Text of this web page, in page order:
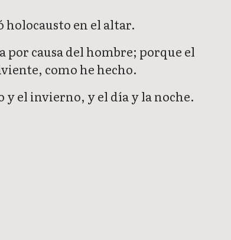
en el altar.
por causa del hombre; porque el
como he hecho.
y el invierno, y el día y la noche.